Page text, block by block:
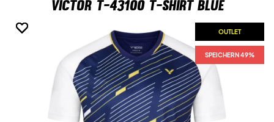
Victor T-43100 T-shirt Blue
OUTLET
SPEICHERN 49%
OUTLET
SPEICHERN 49%
OUTLET
SPEICHERN 49%
OUTLET
SPEICHERN 49%
OUTLET
SPEICHERN 49%